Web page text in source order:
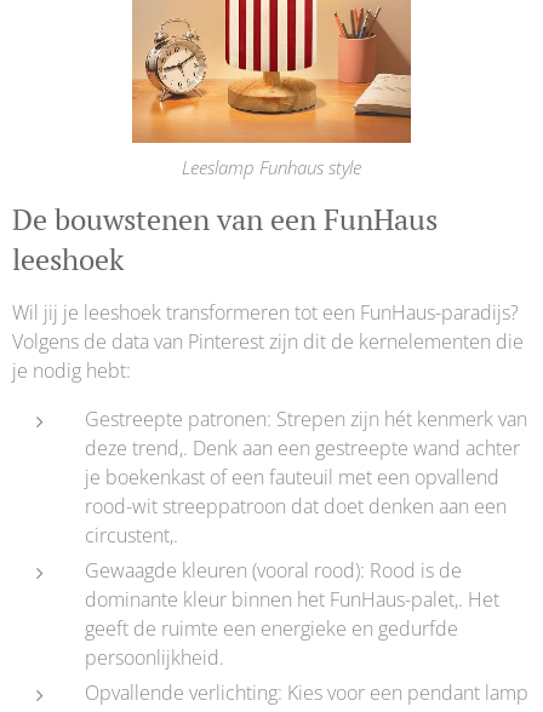
Leeslamp Funhaus style
De bouwstenen van een FunHaus
leeshoek
Wil jij je leeshoek transformeren tot een FunHaus-paradijs?
Volgens de data van Pinterest zijn dit de kernelementen die
je nodig hebt:
Gestreepte patronen: Strepen zijn hét kenmerk van
deze trend,. Denk aan een gestreepte wand achter
je boekenkast of een fauteuil met een opvallend
rood-wit streeppatroon dat doet denken aan een
circustent,.
Gewaagde kleuren (vooral rood): Rood is de
dominante kleur binnen het FunHaus-palet,. Het
geeft de ruimte een energieke en gedurfde
persoonlijkheid.
Opvallende verlichting: Kies voor een pendant lamp